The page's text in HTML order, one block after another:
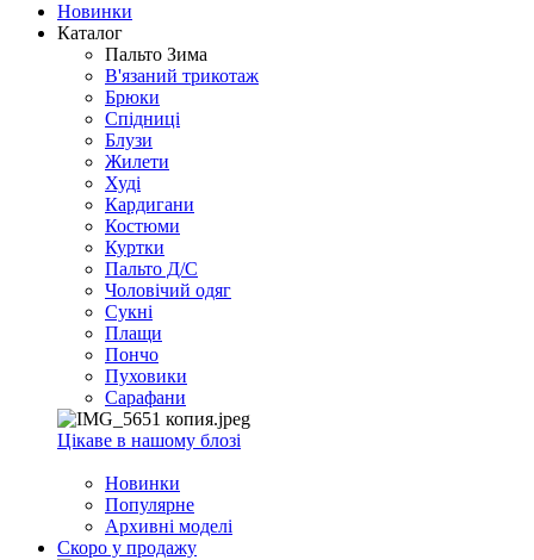
Новинки
Каталог
Пальто Зима
В'язаний трикотаж
Брюки
Спідниці
Блузи
Жилети
Худі
Кардигани
Костюми
Куртки
Пальто Д/С
Чоловічий одяг
Сукні
Плащи
Пончо
Пуховики
Сарафани
Цікаве в нашому блозі
Новинки
Популярне
Архивні моделі
Скоро у продажу
XLSX